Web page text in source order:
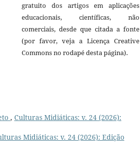
gratuito dos artigos em aplicações
educacionais, científicas, não
comerciais, desde que citada a fonte
(por favor, veja a Licença Creative
Commons no rodapé desta página).
, Culturas Midiáticas: v. 24 (2026):
Midiáticas: v. 24 (2026): Edição